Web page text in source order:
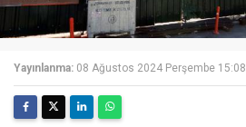
Yayınlanma: 08 Ağustos 2024 Perşembe 15:08